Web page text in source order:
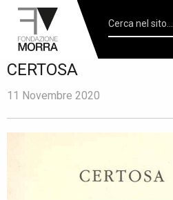
CERTOSA
11 Novembre 2020